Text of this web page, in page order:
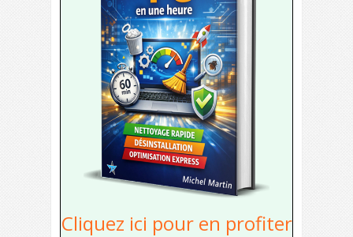
Cliquez ici pour en profiter